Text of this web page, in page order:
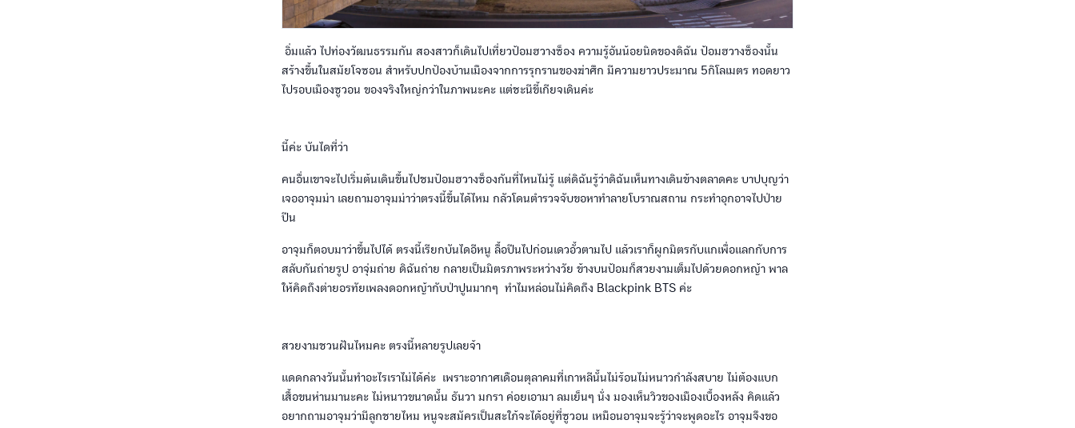
อิ่มแล้ว ไปท่องวัฒนธรรมกัน สองสาวก็เดินไปเที่ยวป้อมฮวางซ็อง ความรู้อันน้อยนิดของดิฉัน ป้อมฮวางซ็องนั้น
สร้างขึ้นในสมัยโจซอน สำหรับปกป้องบ้านเมืองจากการรุกรานของฆ่าศึก มีความยาวประมาณ 5กิโลเมตร ทอดยาว
ไปรอบเมืองซูวอน ของจริงใหญ่กว่าในภาพนะคะ แต่ชะนีขี้เกียจเดินค่ะ
นี้ค่ะ บันไดที่ว่า
คนอื่นเขาจะไปเริ่มต้นเดินขึ้นไปชมป้อมฮวางซ็องกันที่ไหนไม่รู้ แต่ดิฉันรู้ว่าดิฉันเห็นทางเดินข้างตลาดคะ บาปบุญว่า
เจออาจุมม่า เลยถามอาจุมม่าว่าตรงนี้ขึ้นได้ไหม กลัวโดนตำรวจจับขอหาทำลายโบราณสถาน กระทำอุกอาจไปป่าย
ปีน
อาจุมก็ตอบมาว่าขึ้นไปได้ ตรงนี้เรียกบันไดอีหนู ลื้อปีนไปก่อนเดวอั้วตามไป แล้วเราก็ผูกมิตรกับแกเพื่อแลกกับการ
สลับกันถ่ายรูป อาจุ่มถ่าย ดิฉันถ่าย กลายเป็นมิตรภาพระหว่างวัย ข้างบนป้อมก็สวยงามเต็มไปด้วยดอกหญ้า พาล
ให้คิดถึงต่ายอรทัยเพลงดอกหญ้ากับป่าปูนมากๆ ทำไมหล่อนไม่คิดถึง Blackpink BTS ค่ะ
สวยงามชวนฝันไหมคะ ตรงนี้หลายรูปเลยจ้า
แดดกลางวันนั้นทำอะไรเราไม่ได้ค่ะ เพราะอากาศเดือนตุลาคมที่เกาหลีนั้นไม่ร้อนไม่หนาวกำลังสบาย ไม่ต้องแบก
เสื้อขนห่านมานะคะ ไม่หนาวขนาดนั้น ธันวา มกรา ค่อยเอามา ลมเย็นๆ นั่ง มองเห็นวิวของเมืองเบื้องหลัง คิดแล้ว
อยากถามอาจุมว่ามีลูกชายไหม หนูจะสมัครเป็นสะใภ้จะได้อยู่ที่ซูวอน เหมือนอาจุมจะรู้ว่าจะพูดอะไร อาจุมจึงขอ